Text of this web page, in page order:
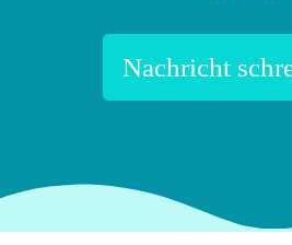
Nachricht